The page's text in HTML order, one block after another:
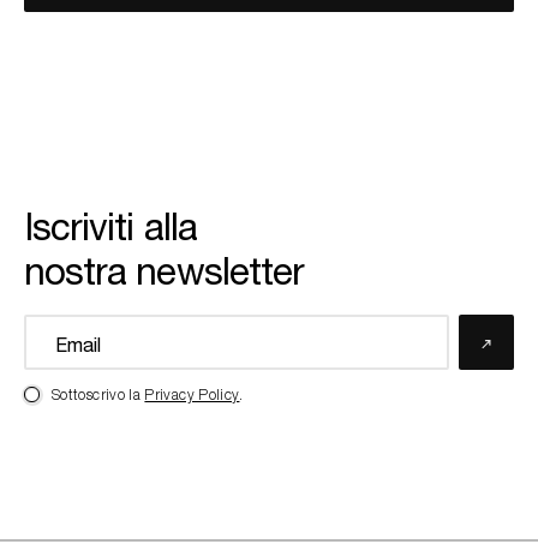
Iscriviti alla
nostra newsletter
Sottoscrivo la Privacy Policy.